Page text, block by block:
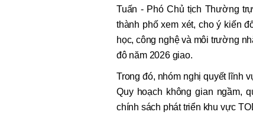
Tuấn - Phó Chủ tịch Thường
thành phố xem xét, cho ý kiến
học, công nghệ và môi trường
đô năm 2026 giao.
Trong đó, nhóm nghị quyết lĩnh
Quy hoạch không gian ngầm,
chính sách phát triển khu vực